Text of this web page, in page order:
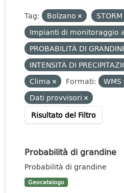
Tag: Bolzano
Impianti di monitoraggio
PROBABILITÀ DI
INTENSITÀ DI
Clima
Formati: WMS
Dati provvisori
Risultato del Filtro
Probabilità di grandine
Probabilità di grandine
Geocatalogo